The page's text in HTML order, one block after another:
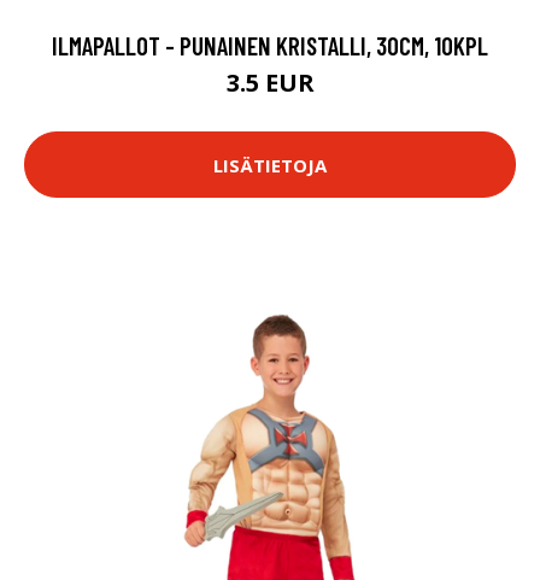
ILMAPALLOT - PUNAINEN KRISTALLI, 30CM, 10KPL
3.5 EUR
LISÄTIETOJA